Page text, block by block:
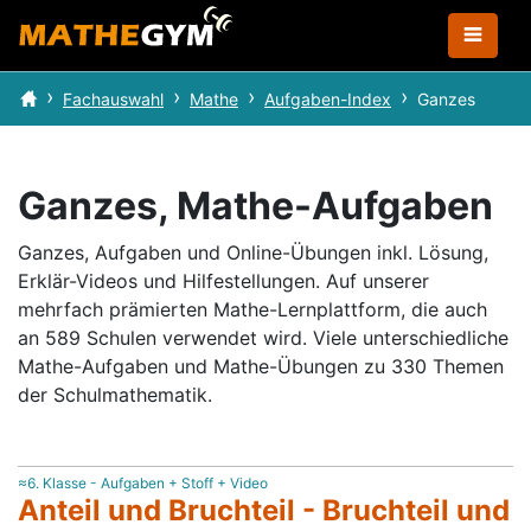
Fachauswahl Mathe Aufgaben-Index Ganzes
Ganzes, Mathe-Aufgaben
Ganzes, Aufgaben und Online-Übungen inkl. Lösung,
Erklär-Videos und Hilfestellungen. Auf unserer
mehrfach prämierten Mathe-Lernplattform, die auch
an 589 Schulen verwendet wird. Viele unterschiedliche
Mathe-Aufgaben und Mathe-Übungen zu 330 Themen
der Schulmathematik.
≈6. Klasse - Aufgaben + Stoff + Video
Anteil und Bruchteil - Bruchteil und